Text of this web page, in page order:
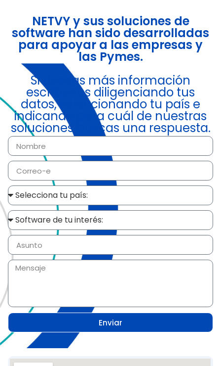
NETVY y sus soluciones de
software han sido desarrolladas
para apoyar a las empresas y
las Pymes.
Si deseas más información
escríbenos diligenciando tus
datos, seleccionando tu país e
indicando para cuál de nuestras
soluciones buscas una respuesta.
Enviar